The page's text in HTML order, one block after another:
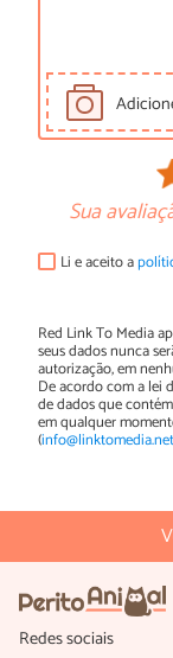
Sua
Li e aceito a
Red Link To Media
seus dados nunca
autorização, em
De acordo com a lei
de dados que
em qualquer
(info@linktomedia.net
Redes sociais